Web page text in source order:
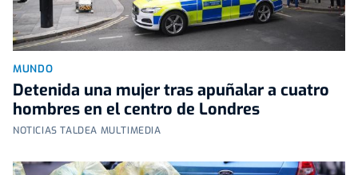
MUNDO
Detenida una mujer tras apuñalar a cuatro
hombres en el centro de Londres
NOTICIAS TALDEA MULTIMEDIA